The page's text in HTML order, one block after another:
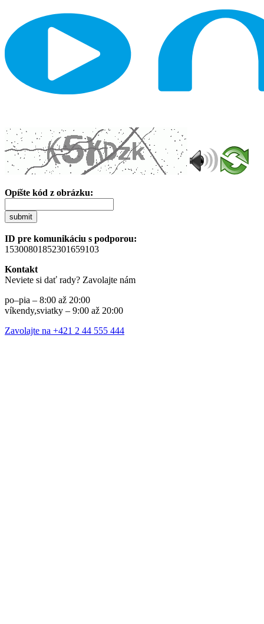
Opíšte kód z obrázku:
submit
ID pre komunikáciu s podporou:
15300801852301659103
Kontakt
Neviete si dať rady? Zavolajte nám
po–pia – 8:00 až 20:00
víkendy,sviatky – 9:00 až 20:00
Zavolajte na +421 2 44 555 444